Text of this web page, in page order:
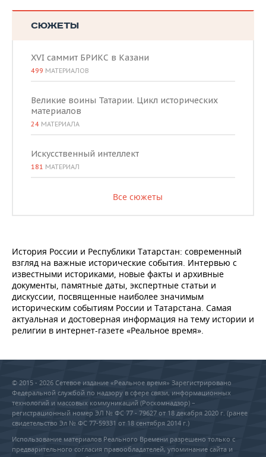
СЮЖЕТЫ
XVI саммит БРИКС в Казани
499 МАТЕРИАЛОВ
Великие воины Татарии. Цикл исторических
материалов
24 МАТЕРИАЛА
Искусственный интеллект
181 МАТЕРИАЛ
Все сюжеты
История России и Республики Татарстан: современный
взгляд на важные исторические события. Интервью с
известными историками, новые факты и архивные
документы, памятные даты, экспертные статьи и
дискуссии, посвященные наиболее значимым
историческим событиям России и Татарстана. Самая
актуальная и достоверная информация на тему истории и
религии в интернет-газете «Реальное время».
© 2015 - 2026 Сетевое издание «Реальное время» Зарегистрировано
Федеральной службой по надзору в сфере связи, информационных
технологий и массовых коммуникаций (Роскомнадзор) –
регистрационный номер ЭЛ № ФС 77 - 79627 от 18 декабря 2020 г. (ранее
свидетельство Эл № ФС 77-59331 от 18 сентября 2014 г.)
Использование материалов Реального Времени разрешено только с
предварительного согласия правообладателей, упоминание сайта и